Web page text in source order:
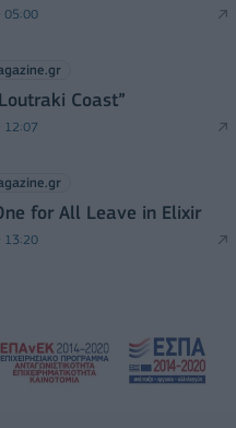
05:00
Coast”
12:07
for All Leave in Elixir
13:20